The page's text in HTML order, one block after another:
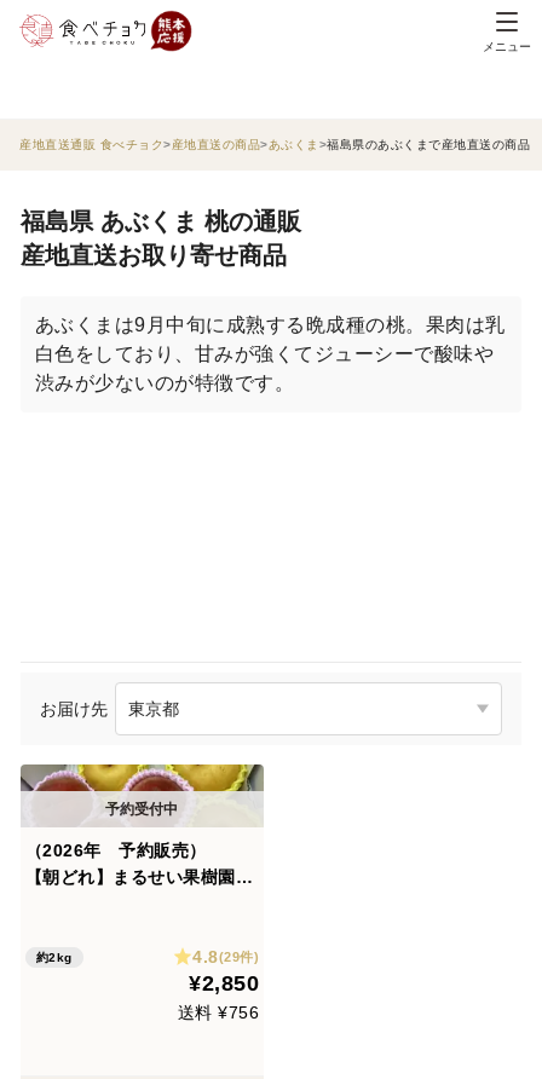
メニュー
産地直送通販 食べチョク 産地直送の商品 あぶくま 福島県のあぶくまで産地直送の商品
福島県 あぶくま 桃の通販
産地直送お取り寄せ商品
あぶくまは9月中旬に成熟する晩成種の桃。果肉は乳
白色をしており、甘みが強くてジューシーで酸味や
渋みが少ないのが特徴です。
お届け先
（2026年 予約販売）
【朝どれ】まるせい果樹園の
用 (6～11玉入り) nm1
約2kg 4.8(29件)
¥2,850
送料 ¥756